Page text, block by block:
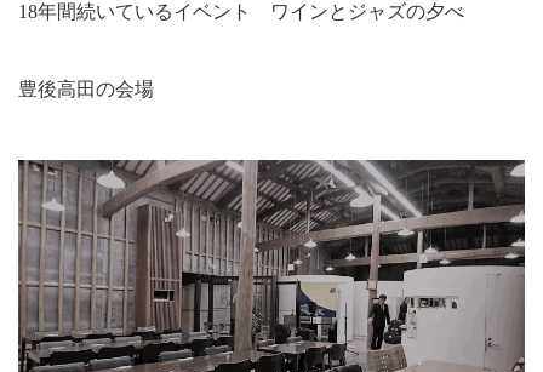
18年間続いているイベント ワインとジャズの夕べ
豊後高田の会場